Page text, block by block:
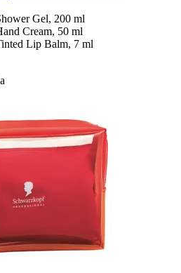
Gel, 200 ml
Cream, 50 ml
Lip Balm, 7 ml